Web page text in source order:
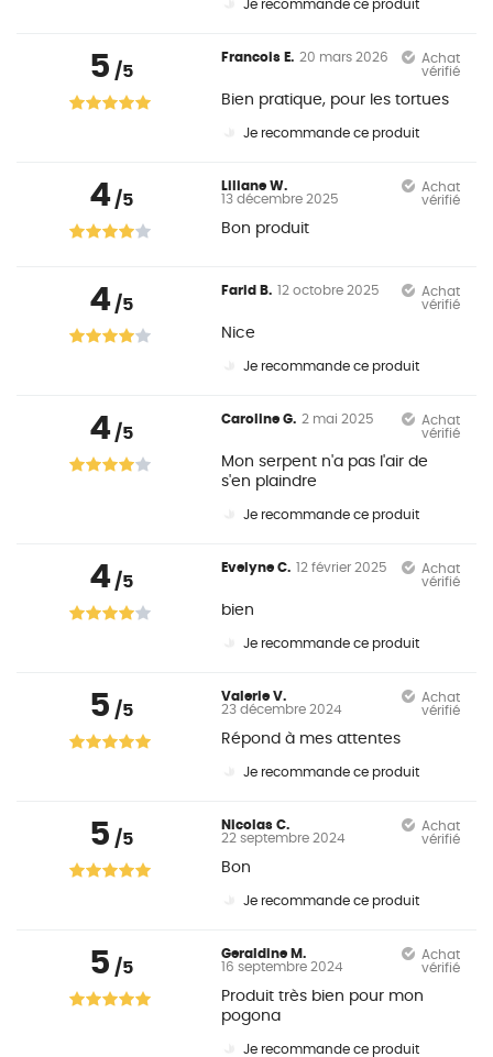
Je recommande ce produit
5 /5
Francois E. 20 mars 2026
Achat
vérifié
Bien pratique, pour les tortues
Je recommande ce produit
4/5
Liliane W.
13 décembre 2025
Achat
vérifié
Bon produit
4/5
Farid B. 12 octobre 2025
Achat
vérifié
Nice
Je recommande ce produit
4/5
Caroline G. 2 mai 2025
Achat
vérifié
Mon serpent n'a pas l'air de
s'en plaindre
Je recommande ce produit
4/5
Evelyne C. 12 février 2025
Achat
vérifié
bien
Je recommande ce produit
5 /5
Valerie V.
23 décembre 2024
Achat
vérifié
Répond à mes attentes
Je recommande ce produit
5 /5
Nicolas C.
22 septembre 2024
Achat
vérifié
Bon
Je recommande ce produit
5 /5
Geraldine M.
16 septembre 2024
Achat
vérifié
Produit très bien pour mon
pogona
Je recommande ce produit